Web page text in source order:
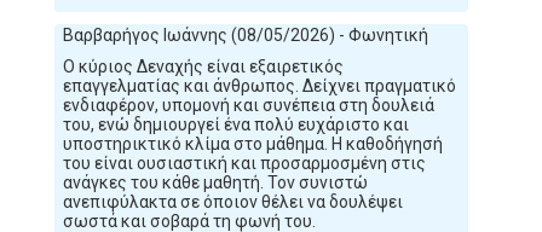
Βαρβαρήγος Ιωάννης (08/05/2026) - Φωνητική
Ο κύριος Δεναχής είναι εξαιρετικός
επαγγελματίας και άνθρωπος. Δείχνει πραγματικό
ενδιαφέρον, υπομονή και συνέπεια στη δουλειά
του, ενώ δημιουργεί ένα πολύ ευχάριστο και
υποστηρικτικό κλίμα στο μάθημα. Η καθοδήγησή
του είναι ουσιαστική και προσαρμοσμένη στις
ανάγκες του κάθε μαθητή. Τον συνιστώ
ανεπιφύλακτα σε όποιον θέλει να δουλέψει
σωστά και σοβαρά τη φωνή του.